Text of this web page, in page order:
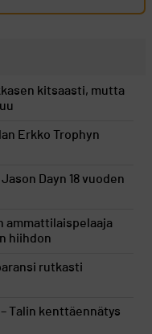
kitsaasti, mutta
Erkko Trophyn
Dayn 18 vuoden
ammattilaispelaaja
hiihdon
rutkasti
Talin kenttäennätys